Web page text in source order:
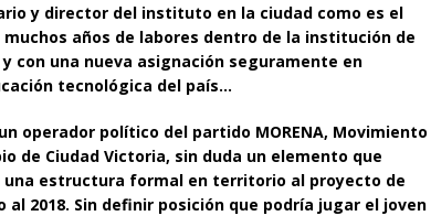
y director del instituto en la ciudad como es el
muchos años de labores dentro de la institución de
con una nueva asignación seguramente en
tecnológica del país…
operador político del partido MORENA, Movimiento
de Ciudad Victoria, sin duda un elemento que
una estructura formal en territorio al proyecto de
al 2018. Sin definir posición que podría jugar el joven